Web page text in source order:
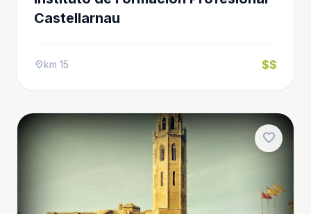
Castellarnau
location_onkm 15 $$
favorite